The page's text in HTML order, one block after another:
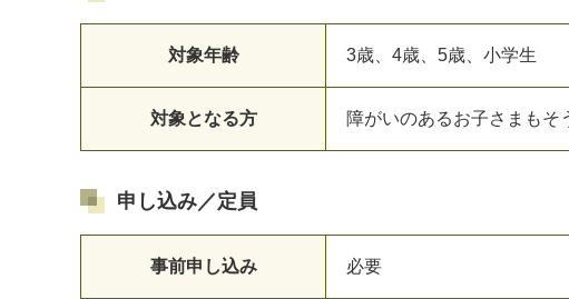
対象年齢 3歳、4歳、5歳、小学生
対象となる方 障がいのあるお子さまもそ
申し込み／定員
事前申し込み 必要